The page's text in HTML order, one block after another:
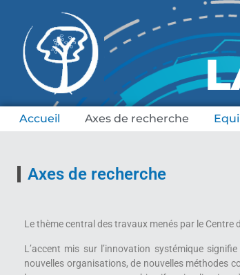
Accueil Axes de recherche
Axes de recherche
Le thème central des travaux menés par le Centre
L’accent mis sur l’innovation systémique
nouvelles organisations, de nouvelles méthodes